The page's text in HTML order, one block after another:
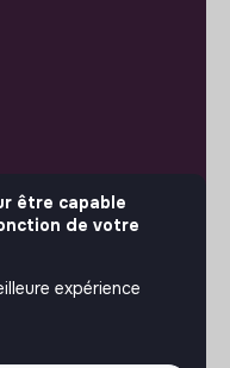
être capable
de votre
expérience